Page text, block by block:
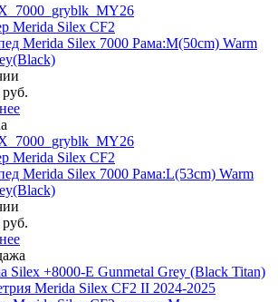
Merida Silex 7000 Рама:M(50cm) Warm
руб.
Merida Silex 7000 Рама:L(53cm) Warm
руб.